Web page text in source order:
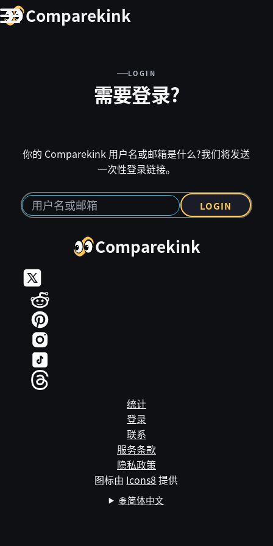
Comparekink
LOGIN
需要登录?
你的 Comparekink 用户名或邮箱是什么?我们将发送
一次性登录链接。
LOGIN
Comparekink
统计
登录
联系
服务条款
隐私政策
图标由 Icons8 提供
🌐简体中文